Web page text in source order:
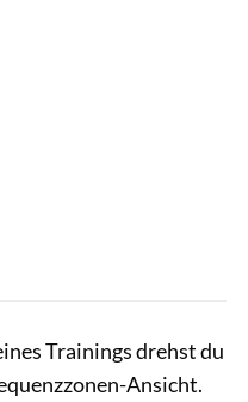
Trainings drehst du
Ansicht.